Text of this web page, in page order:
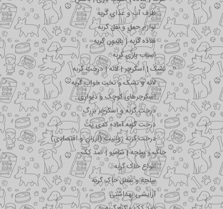
ظرف آب و غذای گربه
لوازم حمل و نقل گربه
قلاده گربه | پاپیون گربه
اسباب بازی گربه
تشک | اسکرچر | لانه | درخت گربه
لانه و تشک و تخت خواب گربه
اسکرچرهای کوچک و دیواری
درخت گربه و اسکرچر بزرگ
درخت گربه آماده کدی پت
درخت گربه ژوانیت (ارزان و اقتصادی)
خاک و بیلچه | شامپو | ضد کک
انواع خاک گربه
بیلچه و سطل خاک گربه
آرایشی بهداشتی